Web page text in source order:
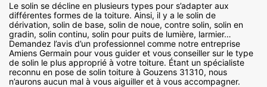
Le solin se décline en plusieurs types pour s’adapter aux
différentes formes de la toiture. Ainsi, il y a le solin de
dérivation, solin de base, solin de noue, contre solin, solin en
gradin, solin continu, solin pour puits de lumière, larmier…
Demandez l’avis d’un professionnel comme notre entreprise
Amiens Germain pour vous guider et vous conseiller sur le type
de solin le plus approprié à votre toiture. Étant un spécialiste
reconnu en pose de solin toiture à Gouzens 31310, nous
n’aurons aucun mal à vous aiguiller et à vous accompagner.